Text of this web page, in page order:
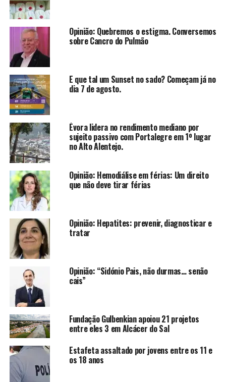
Opinião: Quebremos o estigma. Conversemos
sobre Cancro do Pulmão
E que tal um Sunset no sado? Começam já no
dia 7 de agosto.
Évora lidera no rendimento mediano por
sujeito passivo com Portalegre em 1º lugar
no Alto Alentejo.
Opinião: Hemodiálise em férias: Um direito
que não deve tirar férias
Opinião: Hepatites: prevenir, diagnosticar e
tratar
Opinião: “Sidónio Pais, não durmas… senão
cais”
Fundação Gulbenkian apoiou 21 projetos
entre eles 3 em Alcácer do Sal
Estafeta assaltado por jovens entre os 11 e
os 18 anos